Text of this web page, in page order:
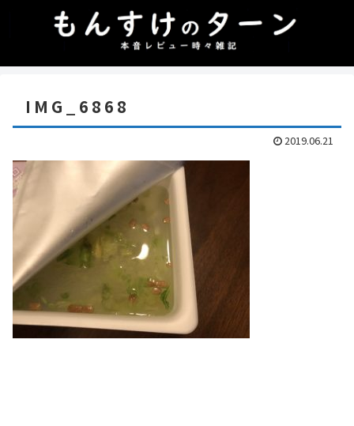
IMG_6868
2019.06.21